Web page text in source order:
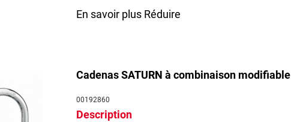
En savoir plus Réduire
Cadenas SATURN à combinaison modifiable
00192860
Description